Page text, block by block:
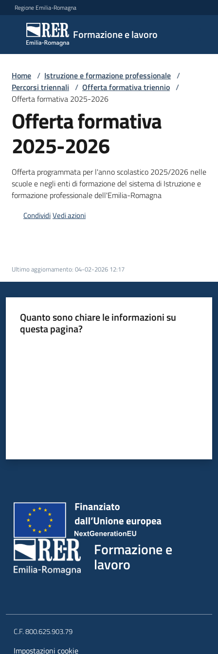
Vai al contenuto
Vai alla navigazione
Vai al footer
Regione Emilia-Romagna
Formazione e lavoro
Formazione
e lavoro
Argomenti
Novità
Atti
Piani
Programmi
Home / Istruzione e formazione professionale /
Percorsi triennali / Offerta formativa triennio /
Offerta formativa 2025-2026
Offerta formativa
2025-2026
Offerta programmata per l'anno scolastico 2025/2026 nelle
scuole e negli enti di formazione del sistema di Istruzione e
formazione professionale dell'Emilia-Romagna
CondividiVedi azioni
Ultimo aggiornamento: 04-02-2026 12:17
Quanto sono chiare le informazioni su
questa pagina?
Formazione e
lavoro
C.F. 800.625.903.79
Impostazioni cookie